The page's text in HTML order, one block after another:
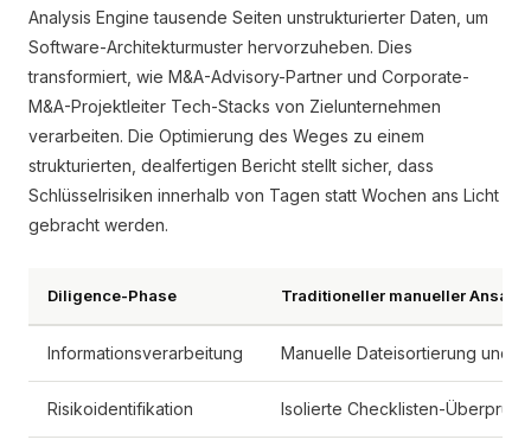
Analysis Engine tausende Seiten unstrukturierter Daten, um
Software-Architekturmuster hervorzuheben. Dies
transformiert, wie M&A-Advisory-Partner und Corporate-
M&A-Projektleiter Tech-Stacks von Zielunternehmen
verarbeiten. Die Optimierung des Weges zu einem
strukturierten, dealfertigen Bericht stellt sicher, dass
Schlüsselrisiken innerhalb von Tagen statt Wochen ans Licht
gebracht werden.
Diligence-Phase Traditioneller manueller Ansatz
Informationsverarbeitung Manuelle Dateisortierung und
Risikoidentifikation Isolierte Checklisten-